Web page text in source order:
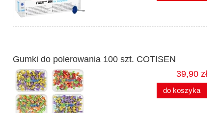
Gumki do polerowania 100 szt. COTISEN
39,90 zł
do koszyka